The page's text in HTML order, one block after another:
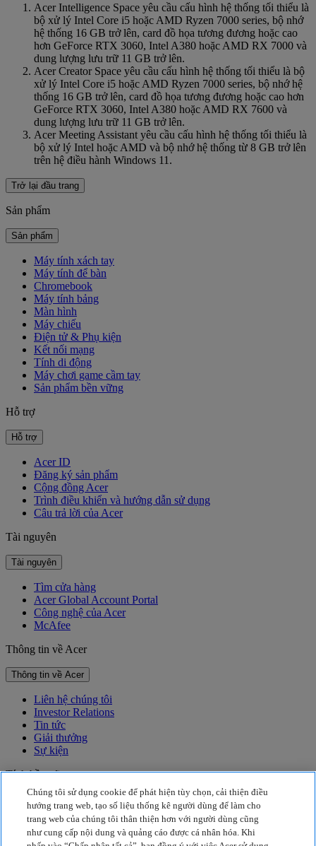
Acer Intelligence Space yêu cầu cấu hình hệ thống tối thiểu là
bộ xử lý Intel Core i5 hoặc AMD Ryzen 7000 series, bộ nhớ
hệ thống 16 GB trở lên, card đồ họa tương đương hoặc cao
hơn GeForce RTX 3060, Intel A380 hoặc AMD RX 7000 và
dung lượng lưu trữ 11 GB trở lên.
Acer Creator Space yêu cầu cấu hình hệ thống tối thiểu là bộ
xử lý Intel Core i5 hoặc AMD Ryzen 7000 series, bộ nhớ hệ
thống 16 GB trở lên, card đồ họa tương đương hoặc cao hơn
GeForce RTX 3060, Intel A380 hoặc AMD RX 7600 và
dung lượng lưu trữ 11 GB trở lên.
Acer Meeting Assistant yêu cầu cấu hình hệ thống tối thiểu là
bộ xử lý Intel hoặc AMD và bộ nhớ hệ thống từ 8 GB trở lên
trên hệ điều hành Windows 11.
Trở lại đầu trang
Sản phẩm
Sản phẩm
Máy tính xách tay
Máy tính để bàn
Chromebook
Máy tính bảng
Màn hình
Máy chiếu
Điện tử & Phụ kiện
Kết nối mạng
Tính di động
Máy chơi game cầm tay
Sản phẩm bền vững
Hỗ trợ
Hỗ trợ
Acer ID
Đăng ký sản phẩm
Cộng đồng Acer
Trình điều khiển và hướng dẫn sử dụng
Câu trả lời của Acer
Tài nguyên
Tài nguyên
Tìm cửa hàng
Acer Global Account Portal
Công nghệ của Acer
McAfee
Thông tin về Acer
Thông tin về Acer
Liên hệ chúng tôi
Investor Relations
Tin tức
Giải thưởng
Sự kiện
Tính bền vững
Tính bền vững
Trách nhiệm xã hội của doanh nghiệp
Lượng khí thải carbon của sản phẩm
Chúng tôi sử dụng cookie để phát hiện tùy chọn, cải thiện điều
hướng trang web, tạo số liệu thống kê người dùng để làm cho
trang web của chúng tôi thân thiện hơn với người dùng cũng
như cung cấp nội dung và quảng cáo được cá nhân hóa. Khi